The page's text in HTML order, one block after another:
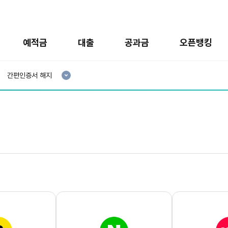
예적금 대출 공과금 오픈뱅킹
재
3
류
간편인증서 해지